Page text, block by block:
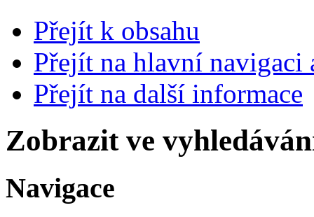
Přejít k obsahu
Přejít na hlavní navigaci
Přejít na další informace
Zobrazit ve
Navigace